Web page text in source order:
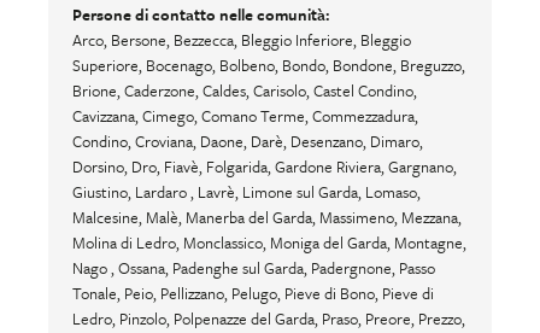
Persone di contatto nelle comunità:
Arco, Bersone, Bezzecca, Bleggio Inferiore, Bleggio
Superiore, Bocenago, Bolbeno, Bondo, Bondone, Breguzzo,
Brione, Caderzone, Caldes, Carisolo, Castel Condino,
Cavizzana, Cimego, Comano Terme, Commezzadura,
Condino, Croviana, Daone, Darè, Desenzano, Dimaro,
Dorsino, Dro, Fiavè, Folgarida, Gardone Riviera, Gargnano,
Giustino, Lardaro , Lavrè, Limone sul Garda, Lomaso,
Malcesine, Malè, Manerba del Garda, Massimeno, Mezzana,
Molina di Ledro, Monclassico, Moniga del Garda, Montagne,
Nago , Ossana, Padenghe sul Garda, Padergnone, Passo
Tonale, Peio, Pellizzano, Pelugo, Pieve di Bono, Pieve di
Ledro, Pinzolo, Polpenazze del Garda, Praso, Preore, Prezzo,